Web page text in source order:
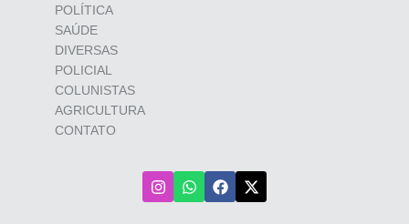
POLÍTICA
SAÚDE
DIVERSAS
POLICIAL
COLUNISTAS
AGRICULTURA
CONTATO